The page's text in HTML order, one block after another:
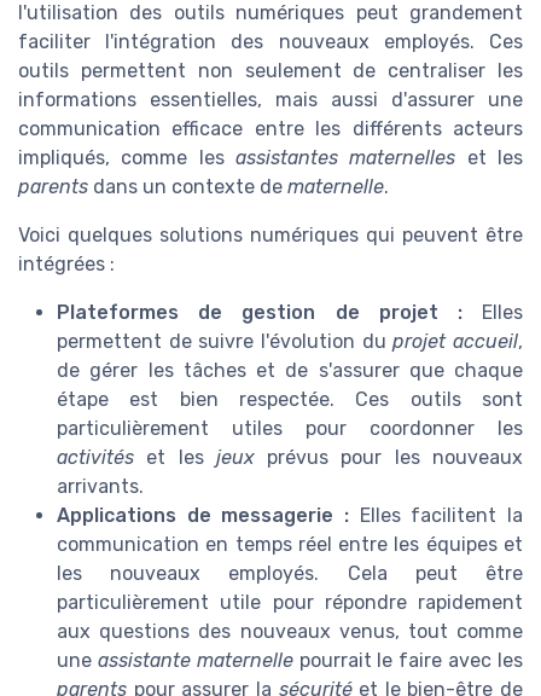
l'utilisation des outils numériques peut grandement
faciliter l'intégration des nouveaux employés. Ces
outils permettent non seulement de centraliser les
informations essentielles, mais aussi d'assurer une
communication efficace entre les différents acteurs
impliqués, comme les assistantes maternelles et les
parents dans un contexte de maternelle.
Voici quelques solutions numériques qui peuvent être
intégrées :
Plateformes de gestion de projet :Elles
permettent de suivre l'évolution duprojet accueil,
de gérer les tâches et de s'assurer que chaque
étape est bien respectée. Ces outils sont
particulièrement utiles pour coordonner les
activités et les jeuxprévus pour les nouveaux
arrivants.
Applications de messagerie : Elles facilitent la
communication en temps réel entre les équipes et
les nouveaux employés. Cela peut être
particulièrement utile pour répondre rapidement
aux questions des nouveaux venus, tout comme
une assistante maternellepourrait le faire avec les
parents pour assurer la sécuritéet le bien-être de